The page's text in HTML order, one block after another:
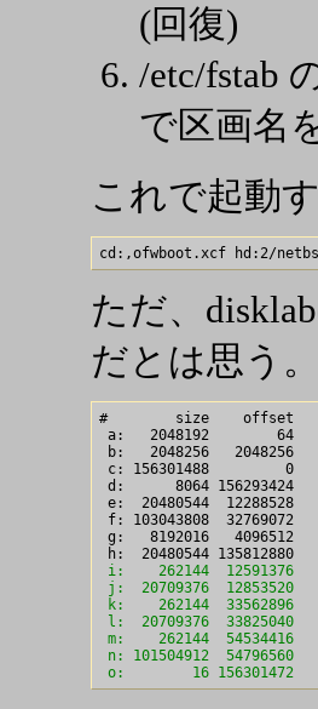
(回復)
/etc/fstab
で区画名
これで起動
ただ、
だとは思う。
#        size    offset
a:   2048192        64
b:   2048256
c: 156301488         0
d:      8064
e:  20480544
f: 103043808
g:   8192016
i:    262144
j:  20709376
k:    262144
l:  20709376
m:    262144
n: 101504912
o:        16 156301472